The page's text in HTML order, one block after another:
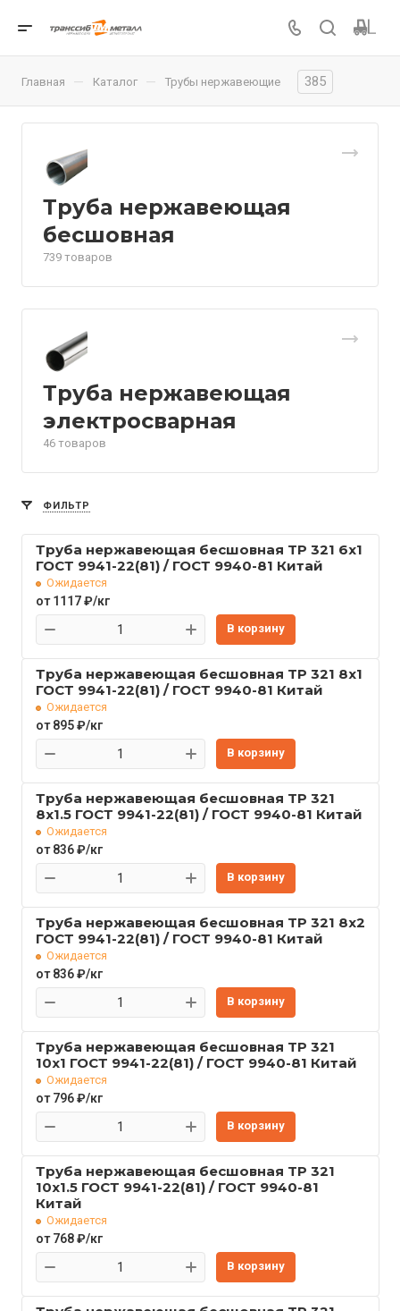
Главная — Каталог — Трубы нержавеющие 385
Труба нержавеющая
бесшовная
739 товаров
Труба нержавеющая
электросварная
46 товаров
ФИЛЬТР
Труба нержавеющая бесшовная TP 321 6x1
ГОСТ 9941-22(81) / ГОСТ 9940-81 Китай
Ожидается
от 1117 ₽/кг
В корзину
Труба нержавеющая бесшовная TP 321 8x1
ГОСТ 9941-22(81) / ГОСТ 9940-81 Китай
Ожидается
от 895 ₽/кг
В корзину
Труба нержавеющая бесшовная TP 321
8x1.5 ГОСТ 9941-22(81) / ГОСТ 9940-81 Китай
Ожидается
от 836 ₽/кг
В корзину
Труба нержавеющая бесшовная TP 321 8x2
ГОСТ 9941-22(81) / ГОСТ 9940-81 Китай
Ожидается
от 836 ₽/кг
В корзину
Труба нержавеющая бесшовная TP 321
10x1 ГОСТ 9941-22(81) / ГОСТ 9940-81 Китай
Ожидается
от 796 ₽/кг
В корзину
Труба нержавеющая бесшовная TP 321
10x1.5 ГОСТ 9941-22(81) / ГОСТ 9940-81
Китай
Ожидается
от 768 ₽/кг
В корзину